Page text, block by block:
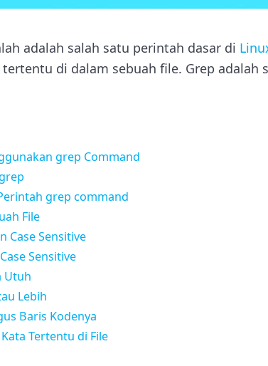
adalah salah satu perintah dasar di
di dalam sebuah file. Grep adalah
grep Command
grep command
File
Case Sensitive
Sensitive
Utuh
Lebih
Baris Kodenya
Tertentu di File